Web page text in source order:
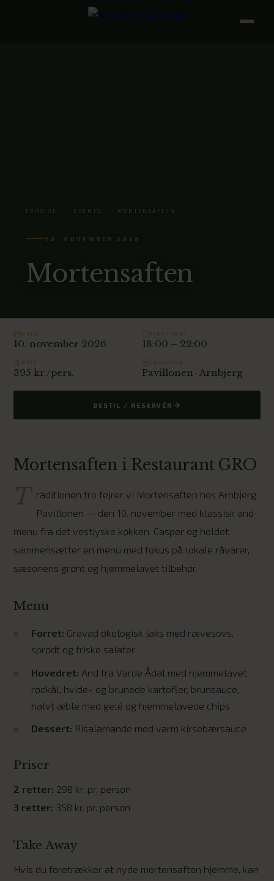
FORSIDE EVENTS MORTENSAFTEN
10. NOVEMBER 2026
Mortensaften
DATO
10. november 2026
TIDSPUNKT
18:00 – 22:00
PRIS
395 kr./pers.
LOKATION
Pavillonen · Arnbjerg
BESTIL / RESERVÉR
Mortensaften i Restaurant GRO
T raditionen tro fejrer vi Mortensaften hos Arnbjerg
Pavillonen — den 10. november med klassisk and-
menu fra det vestjyske køkken. Casper og holdet
sammensætter en menu med fokus på lokale råvarer,
sæsonens grønt og hjemmelavet tilbehør.
Menu
Forret: Gravad økologisk laks med rævesovs,
sprødt og friske salater
Hovedret: And fra Varde Ådal med hjemmelavet
rødkål, hvide- og brunede kartofler, brunsauce,
halvt æble med gelé og hjemmelavede chips
Dessert: Risalamande med varm kirsebærsauce
Priser
2 retter: 298 kr. pr. person
3 retter: 358 kr. pr. person
Take Away
Hvis du foretrækker at nyde mortensaften hjemme, kan